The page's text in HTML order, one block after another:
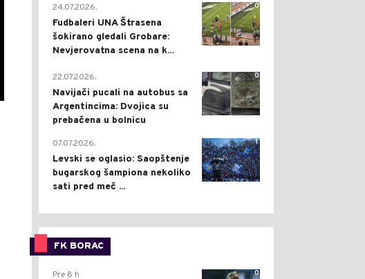
0
24.07.2026.
Fudbaleri UNA Štrasena
šokirano gledali Grobare:
Nevjerovatna scena na k...
0
22.07.2026.
Navijači pucali na autobus sa
Argentincima: Dvojica su
prebačena u bolnicu
1
07.07.2026.
Levski se oglasio: Saopštenje
bugarskog šampiona nekoliko
sati pred meč ...
FK BORAC
0
Pre 8 h